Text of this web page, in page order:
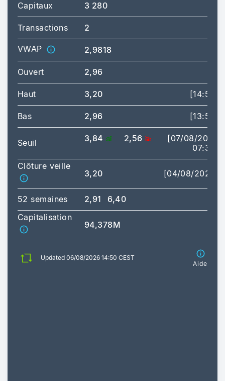
Capitaux 3 280
Transactions 2
VWAP 2,9818
Ouvert 2,96
Haut 3,20 [14:50]
Bas 2,96 [13:56]
Seuil 3,84 2,56
[07/08/2026
07:30]
Clôture veille
3,20 [04/08/2026]
52 semaines 2,91
6,40
Capitalisation
94,378M
Updated 06/08/2026 14:50 CEST
Aide